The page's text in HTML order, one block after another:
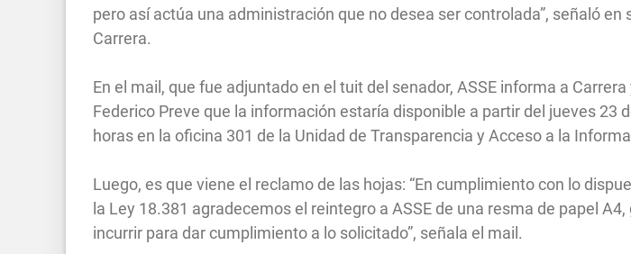
pero así actúa una administración que no desea ser controlada”, señaló en
Carrera.
En el mail, que fue adjuntado en el tuit del senador, ASSE informa a
Federico Preve que la información estaría disponible a partir del jueves 23
horas en la oficina 301 de la Unidad de Transparencia y Acceso a la
Luego, es que viene el reclamo de las hojas: “En cumplimiento con lo
la Ley 18.381 agradecemos el reintegro a ASSE de una resma de papel
incurrir para dar cumplimiento a lo solicitado”, señala el mail.